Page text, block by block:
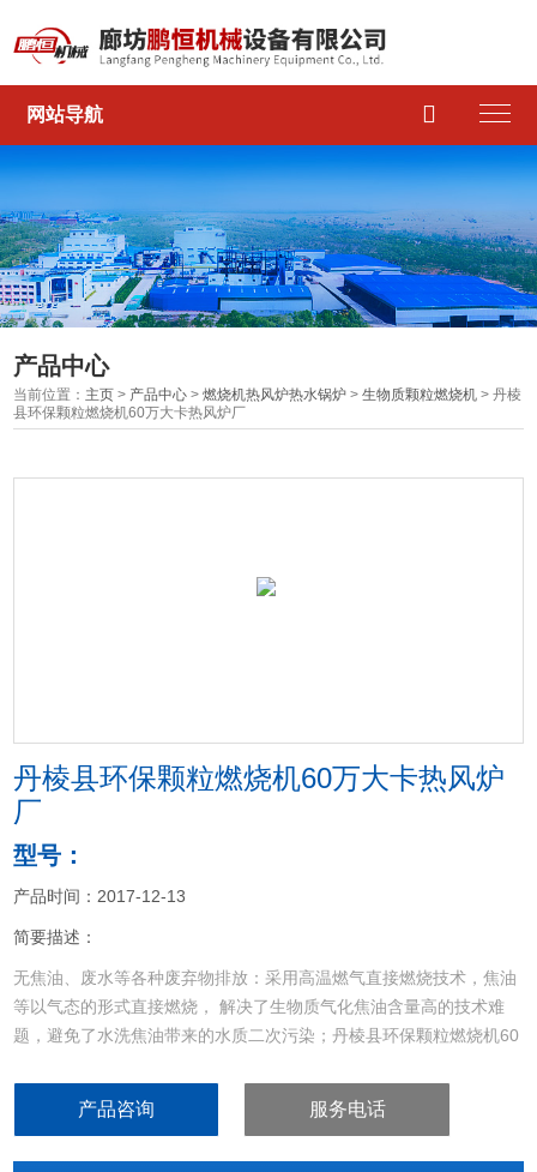
网站导航 
产品中心
当前位置： 主页 > 产品中心 >燃烧机热风炉热水锅炉 >生物质颗粒燃烧机 > 丹棱
县环保颗粒燃烧机60万大卡热风炉厂
丹棱县环保颗粒燃烧机60万大卡热风炉
厂
型号：
产品时间：2017-12-13
简要描述：
无焦油、废水等各种废弃物排放：采用高温燃气直接燃烧技术，焦油
等以气态的形式直接燃烧， 解决了生物质气化焦油含量高的技术难
题，避免了水洗焦油带来的水质二次污染；丹棱县环保颗粒燃烧机60
产品咨询 服务电话